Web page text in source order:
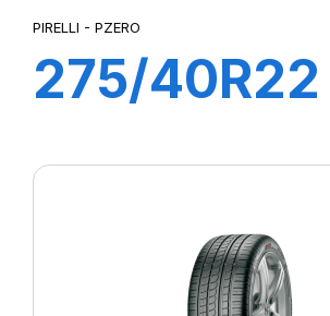
PIRELLI - PZERO
275/40R22